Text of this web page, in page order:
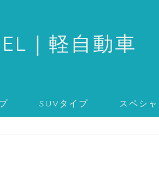
｜軽自動車
SUVタイプ スペシ